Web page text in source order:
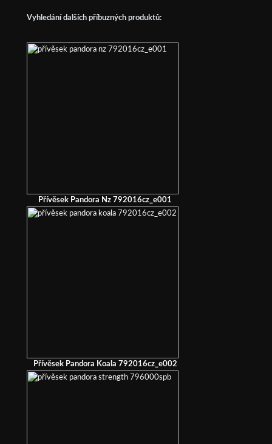
Vyhledání dalších příbuzných produktů:
Přívěsek Pandora Nz 792016cz_e001
Přívěsek Pandora Koala 792016cz_e002